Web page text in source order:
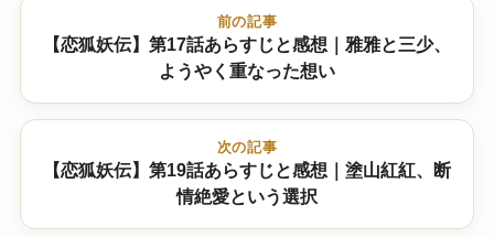
前の記事
【恋狐妖伝】第17話あらすじと感想｜雅雅と三少、
ようやく重なった想い
次の記事
【恋狐妖伝】第19話あらすじと感想｜塗山紅紅、断
情絶愛という選択